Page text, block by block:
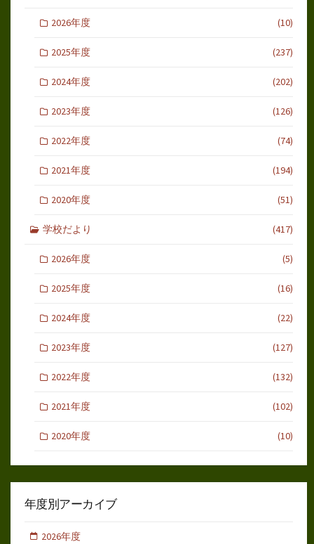
2026年度 (10)
2025年度 (237)
2024年度 (202)
2023年度 (126)
2022年度 (74)
2021年度 (194)
2020年度 (51)
学校だより (417)
2026年度 (5)
2025年度 (16)
2024年度 (22)
2023年度 (127)
2022年度 (132)
2021年度 (102)
2020年度 (10)
年度別アーカイブ
2026年度